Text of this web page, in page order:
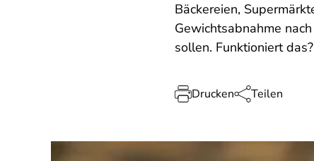
Bäckereien,
Gewichtsabnahme
sollen. Funktioniert das?
Drucken Teilen